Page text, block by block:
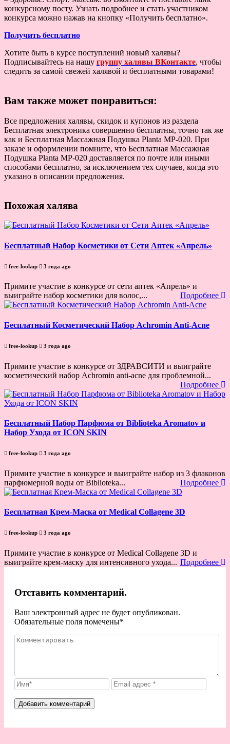
конкурсному посту. Узнать подробнее и стать участником
конкурса можно нажав на кнопку «Получить бесплатно».
Получить бесплатно
Хотите быть в курсе поступлений новый халявы?
Подписывайтесь на нашу группу халявы ВКонтакте, чтобы
следить за самой свежей халявой и бесплатными товарами!
Вам также может понравиться:
Все предложения халявы, скидок и купонов из раздела
Бесплатная электроника совершенно бесплатны, точно так же
как и Бесплатная Массажная Подушка Planta MP-020. При
заказе и оформлении помните, что Бесплатная Массажная
Подушка Planta MP-020 доставляется по почте или иными
способами бесплатно, за исключением тех случаев, когда это
указано в описании предложения.
Похожая халява
Бесплатный Набор Косметики от Сети Аптек «Апрель»
free-lookup 3 года ago
Примите участие в конкурсе от сети аптек «Апрель» и
выиграйте набор косметики для волос,...
Подробнее
Бесплатный Косметический Набор Achromin Anti-Acne
free-lookup 3 года ago
Примите участие в конкурсе от ЗДРАВСИТИ и выиграйте
косметический набор Achromin anti-acne для проблемной...
Подробнее
Бесплатный Набор Парфюма от Biblioteka Aromatov и
Набор Ухода от ICON SKIN
free-lookup 3 года ago
Примите участие в конкурсе и выиграйте набор из 3 флаконов
парфюмерной воды от Biblioteka...
Подробнее
Бесплатная Крем-Маска от Medical Collagene 3D
free-lookup 3 года ago
Примите участие в конкурсе от Medical Collagene 3D и
выиграйте крем-маску для интенсивного ухода... Подробнее
Отставить комментарий.
Ваш электронный адрес не будет опубликован.
Обязательные поля помечены*